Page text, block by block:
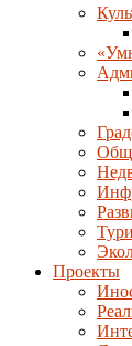
Проекты